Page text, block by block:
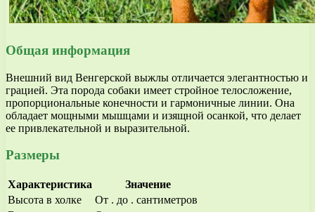
Общая информация
Внешний вид Венгерской выжлы отличается элегантностью и
грацией. Эта порода собаки имеет стройное телосложение,
пропорциональные конечности и гармоничные линии. Она
обладает мощными мышцами и изящной осанкой, что делает
ее привлекательной и выразительной.
Размеры
Характеристика
Значение
Высота в холке
От . до . сантиметров